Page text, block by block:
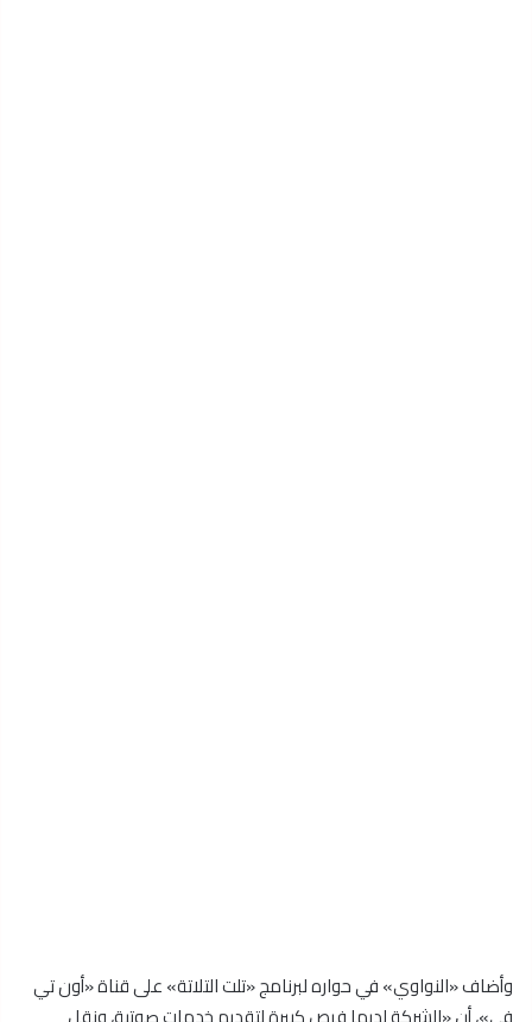
وأضاف «النواوي» في حواره لبرنامج «تلت التلاتة» على قناة «أون تي